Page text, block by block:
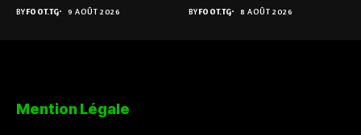
BYFOOT.TG 9 AOÛT 2026 BYFOOT.TG 8 AOÛT 2026
Mention Légale